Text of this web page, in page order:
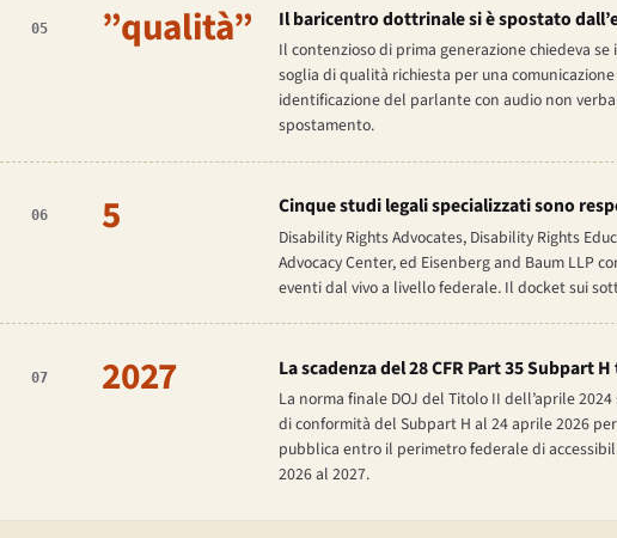
05 ”qualità” Il baricentro dottrinale si è spostato
Il contenzioso di prima generazione chiedeva
soglia di qualità richiesta per una
identificazione del parlante con audio non
spostamento.
06 5 Cinque studi legali specializzati sono
Disability Rights Advocates, Disability Rights
Advocacy Center, ed Eisenberg and Baum LLP
eventi dal vivo a livello federale. Il docket sui
07 2027 La scadenza del 28 CFR Part 35
La norma finale DOJ del Titolo II dell’aprile
di conformità del Subpart H al 24 aprile 2026
pubblica entro il perimetro federale di
2026 al 2027.